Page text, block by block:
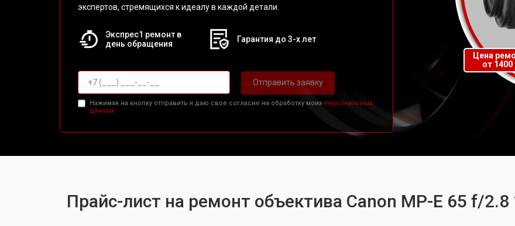
экспертов, стремящихся к идеалу в каждой детали.
Экспрес1 ремонт в
день обращения
Гарантия до 3-х лет
Отправить заявку
Нажимая на кнопку отправить я даю свое согласие на обработку моих персональных
данных.
Цена
от 1400
Прайс-лист на ремонт объектива Canon MP-E 65 f/